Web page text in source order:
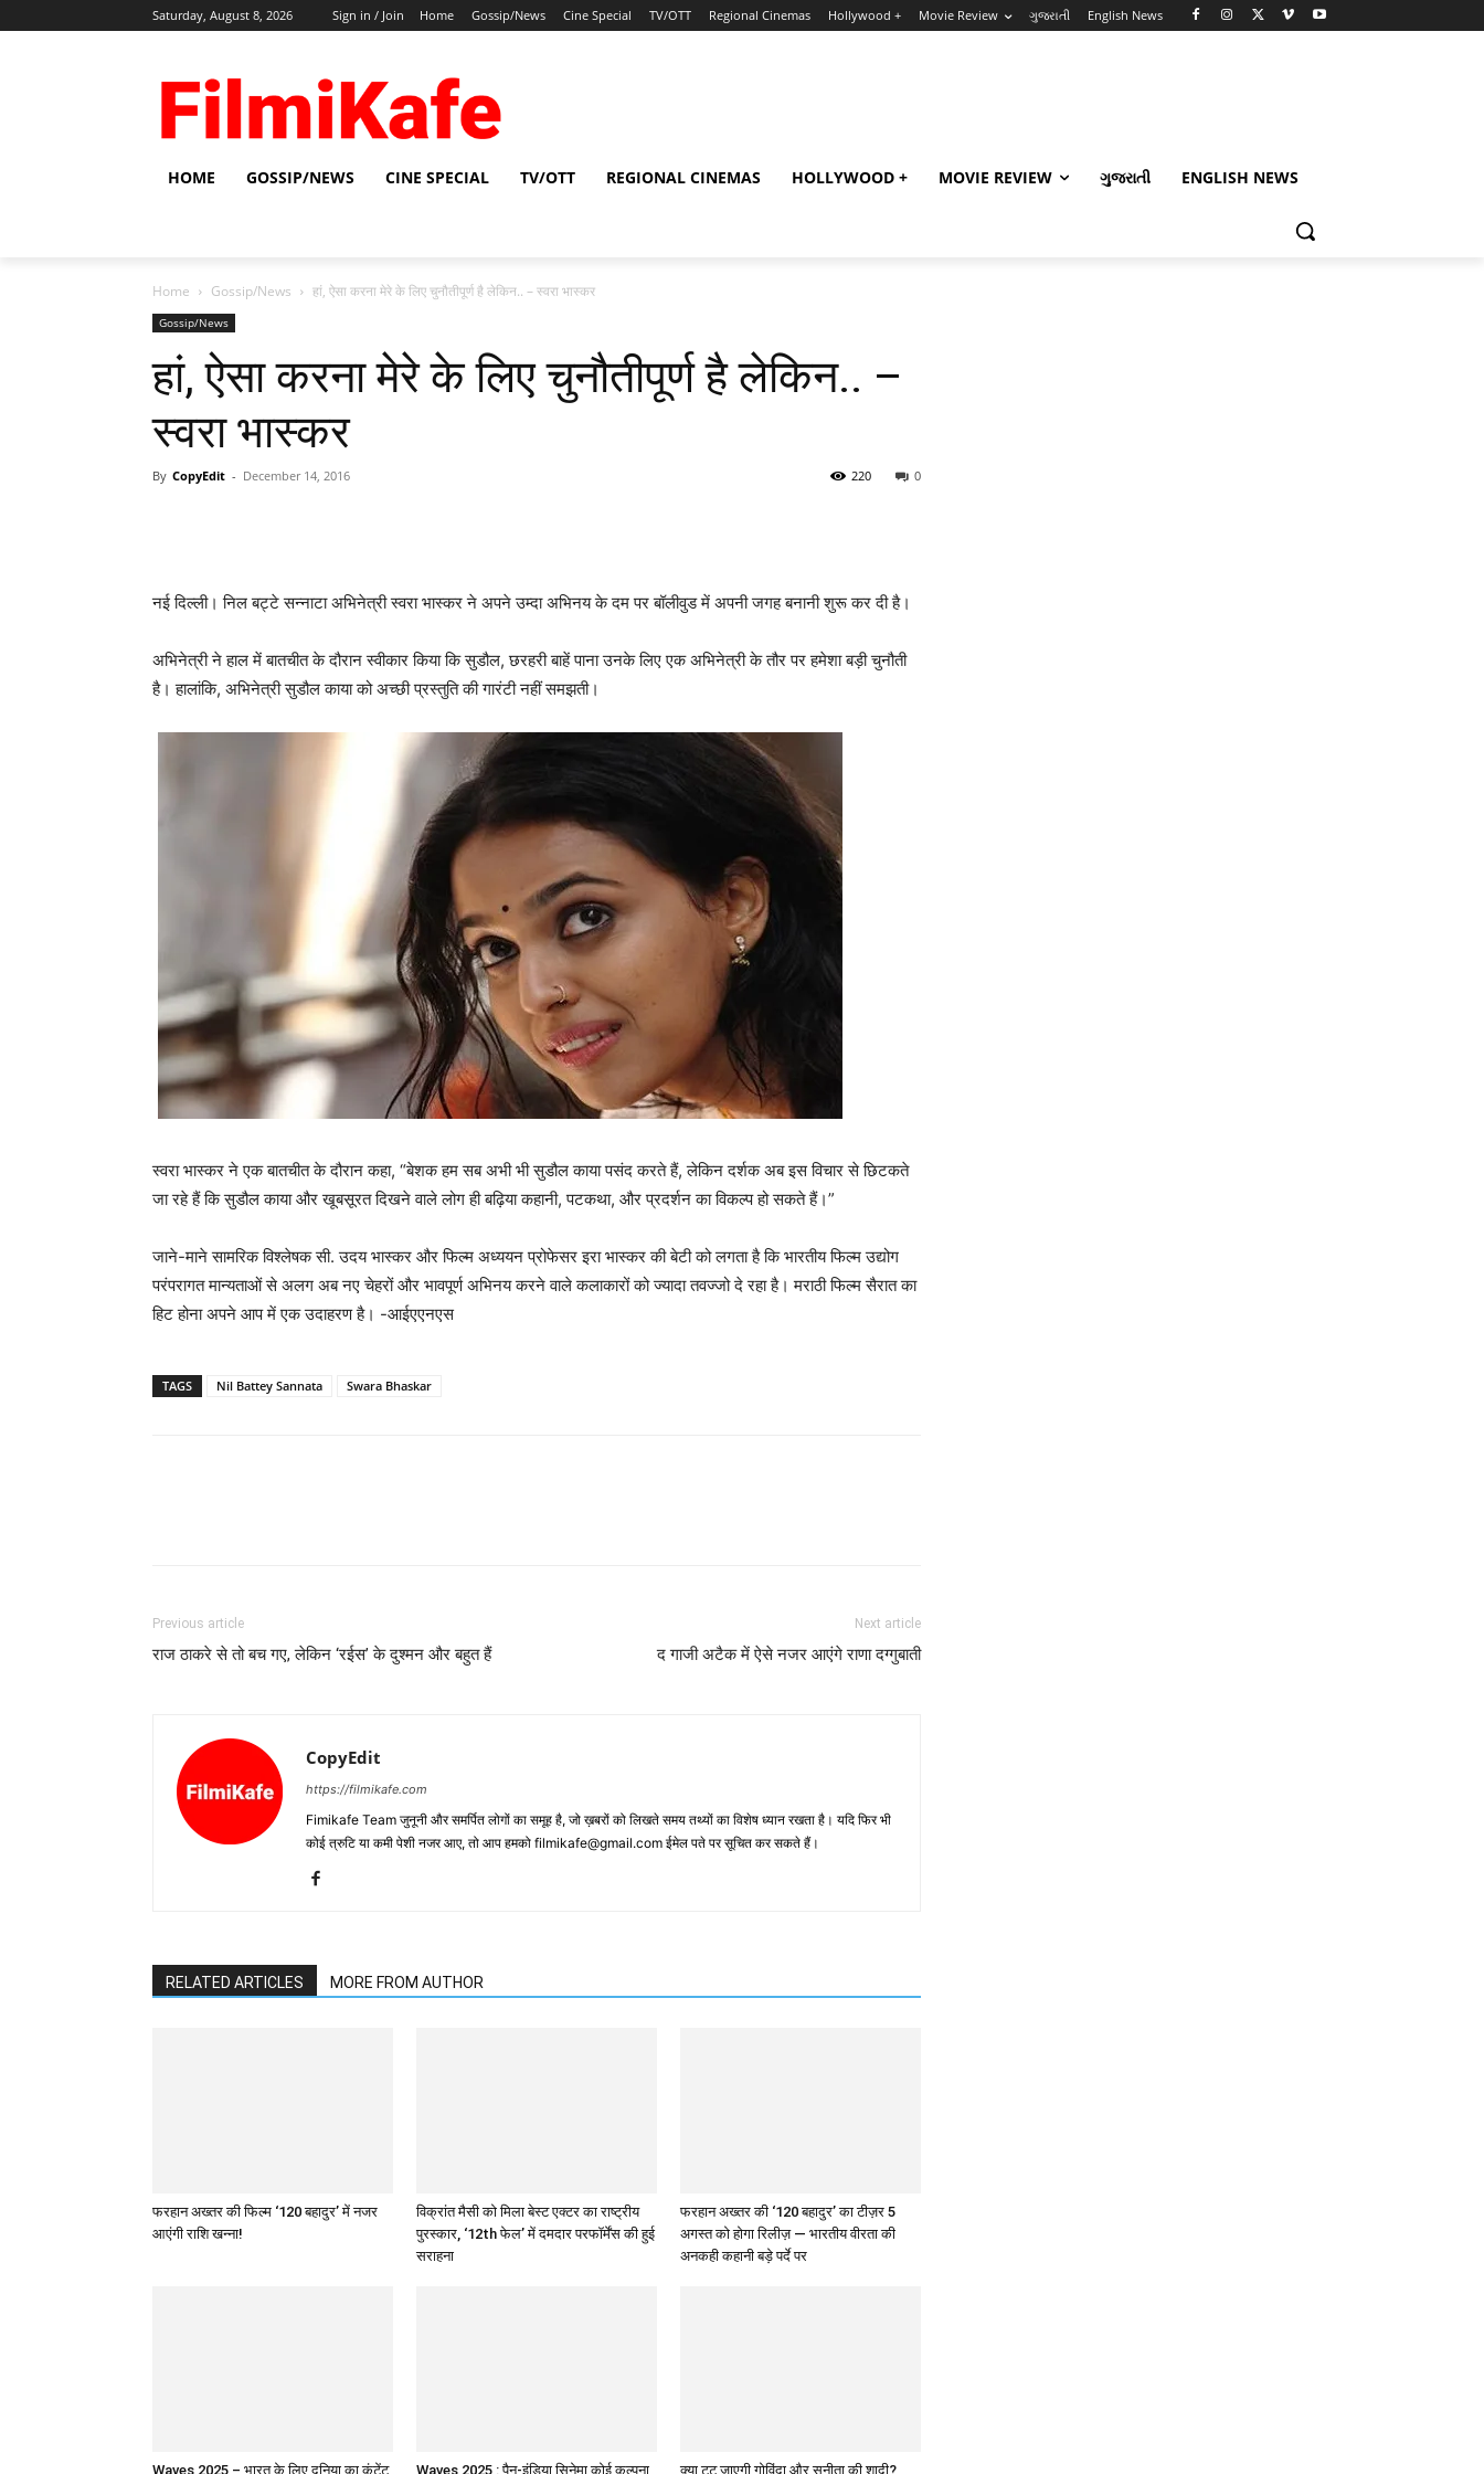
Saturday, August 8, 2026 Sign in / Join Home Gossip/News Cine Special TV/OTT Regional Cinemas Hollywood + Movie Review ગુજરાતી English News
HOME GOSSIP/NEWS CINE SPECIAL TV/OTT REGIONAL CINEMAS HOLLYWOOD + MOVIE REVIEW ગુજરાતી ENGLISH NEWS
Home Gossip/News हां, ऐसा करना मेरे के लिए चुनौतीपूर्ण है लेकिन.. – स्‍वरा भास्‍कर
Gossip/News
हां, ऐसा करना मेरे के लिए चुनौतीपूर्ण है लेकिन.. –
स्‍वरा भास्‍कर
By CopyEdit - December 14, 2016 0
220
नई दिल्‍ली। निल बट्टे सन्‍नाटा अभिनेत्री स्‍वरा भास्‍कर ने अपने उम्‍दा अभिनय के दम पर बॉलीवुड में अपनी जगह बनानी शुरू कर दी है।
अभिनेत्री ने हाल में बातचीत के दौरान स्‍वीकार किया कि सुडौल, छरहरी बाहें पाना उनके लिए एक अभिनेत्री के तौर पर हमेशा बड़ी चुनौती
है। हालांकि, अभिनेत्री सुडौल काया को अच्छी प्रस्तुति की गारंटी नहीं समझती।
स्‍वरा भास्‍कर ने एक बातचीत के दौरान कहा, “बेशक हम सब अभी भी सुडौल काया पसंद करते हैं, लेकिन दर्शक अब इस विचार से छिटकते
जा रहे हैं कि सुडौल काया और खूबसूरत दिखने वाले लोग ही बढ़िया कहानी, पटकथा, और प्रदर्शन का विकल्प हो सकते हैं।”
जाने-माने सामरिक विश्लेषक सी. उदय भास्कर और फिल्म अध्ययन प्रोफेसर इरा भास्कर की बेटी को लगता है कि भारतीय फिल्म उद्योग
परंपरागत मान्यताओं से अलग अब नए चेहरों और भावपूर्ण अभिनय करने वाले कलाकारों को ज्यादा तवज्जो दे रहा है। मराठी फिल्‍म सैरात का
हिट होना अपने आप में एक उदाहरण है। -आईएएनएस
TAGS Nil Battey Sannata Swara Bhaskar
Previous article
राज ठाकरे से तो बच गए, लेकिन ‘रईस’ के दुश्‍मन और बहुत हैं
Next article
द गाजी अटैक में ऐसे नजर आएंगे राणा दग्‍गुबाती
CopyEdit
https://filmikafe.com
Fimikafe Team जुनूनी और समर्पित लोगों का समूह है, जो ख़बरों को लिखते समय तथ्‍यों का विशेष ध्‍यान रखता है। यदि फिर भी
कोई त्रुटि या कमी पेशी नजर आए, तो आप हमको filmikafe@gmail.com ईमेल पते पर सूचित कर सकते हैं।
RELATED ARTICLES MORE FROM AUTHOR
फरहान अख्तर की फिल्म ‘120 बहादुर’ में नजर
आएंगी राशि खन्ना!
विक्रांत मैसी को मिला बेस्ट एक्टर का राष्ट्रीय
पुरस्कार, ‘12th फेल’ में दमदार परफॉर्मेंस की हुई
सराहना
फरहान अख्तर की ‘120 बहादुर’ का टीज़र 5
अगस्त को होगा रिलीज़ — भारतीय वीरता की
अनकही कहानी बड़े पर्दे पर
Waves 2025 – भारत के लिए दुनिया का कंटेंट Waves 2025 : पैन-इंडिया सिनेमा कोई कल्पना क्या टूट जाएगी गोविंदा और सुनीता की शादी?